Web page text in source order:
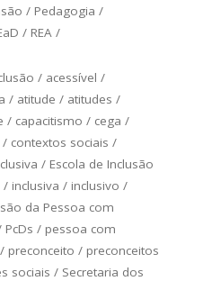
/ Pedagogia /
/ REA/
/ acessível /
/ atitude / atitudes /
/ capacitismo / cega /
/ contextos sociais /
/ Escola de Inclusão
/ inclusiva / inclusivo /
da Pessoa com
PcDs / pessoa com
/ preconceito / preconceitos
sociais / Secretaria dos